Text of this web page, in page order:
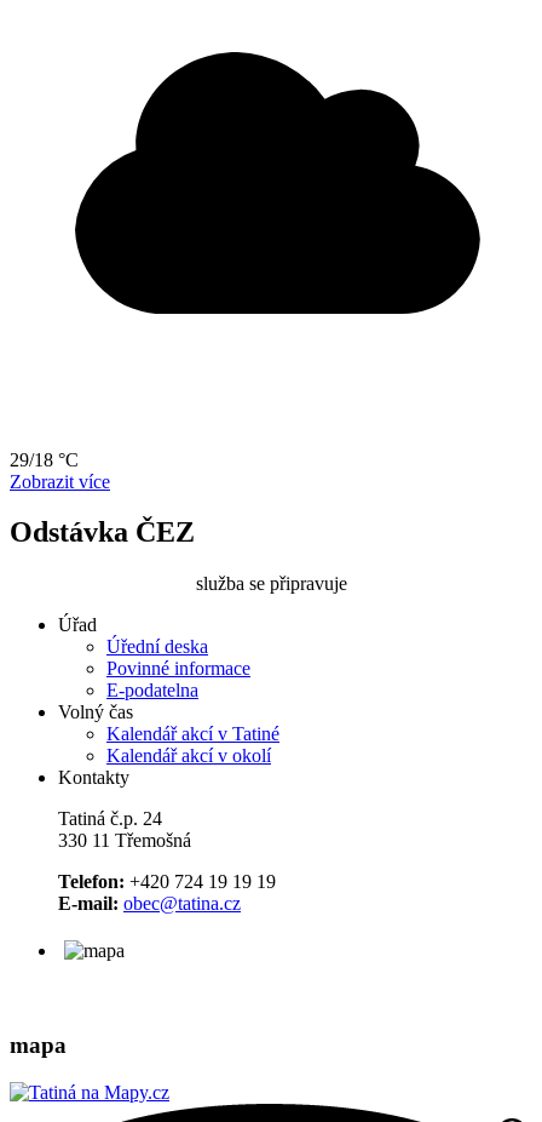
29/18 °C
Zobrazit více
Odstávka ČEZ
služba se připravuje
Úřad
Úřední deska
Povinné informace
E-podatelna
Volný čas
Kalendář akcí v Tatiné
Kalendář akcí v okolí
Kontakty
Tatiná č.p. 24
330 11 Třemošná
Telefon: +420 724 19 19 19
E-mail: obec@tatina.cz
mapa